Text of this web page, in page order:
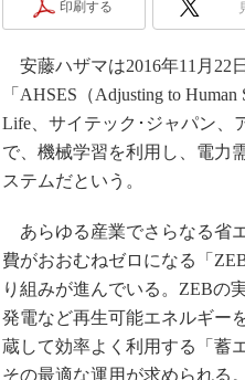
印刷する
安藤ハザマは2016年11月22日
「AHSES（Adjusting to
Life、サイテック･ジャパン、
で、機械学習を利用し、電力
ステムだという。
あらゆる産業でさらなる省
費がおおむねゼロになる「
り組みが進んでいる。ZEBの
発電など再生可能エネルギー
蔵して効率よく利用する「蓄
その最適な運用が求められる。